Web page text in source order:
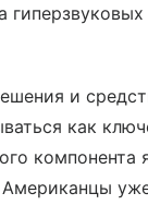
и
как
компонента